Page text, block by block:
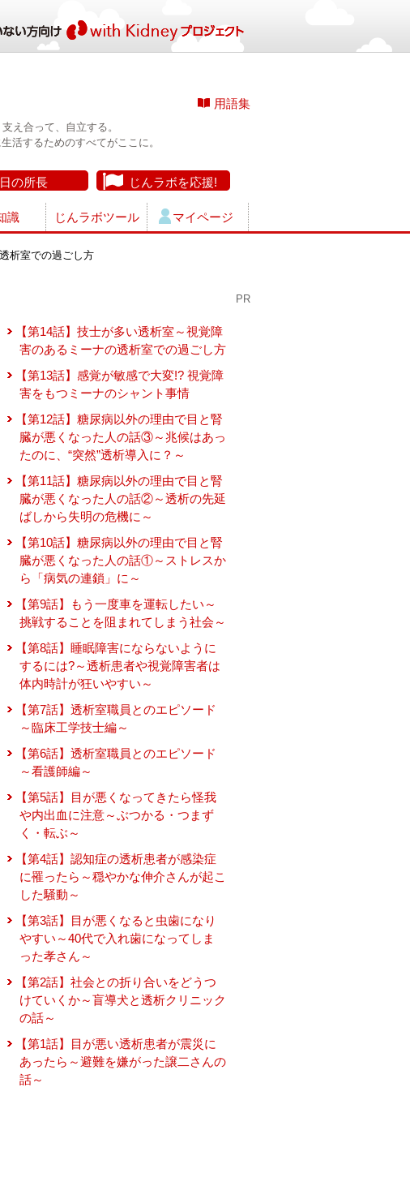
用語集
え合って、自立する。
活するためのすべてがここに。
の所長 じんラボを応援!
識 じんラボツール マイページ
析室での過ごし方
PR
【第14話】技士が多い透析室～視覚障
害のあるミーナの透析室での過ごし方
【第13話】感覚が敏感で大変!? 視覚障
害をもつミーナのシャント事情
【第12話】糖尿病以外の理由で目と腎
臓が悪くなった人の話③～兆候はあっ
たのに、“突然”透析導入に？～
【第11話】糖尿病以外の理由で目と腎
臓が悪くなった人の話②～透析の先延
ばしから失明の危機に～
【第10話】糖尿病以外の理由で目と腎
臓が悪くなった人の話①～ストレスか
ら「病気の連鎖」に～
【第9話】もう一度車を運転したい～
挑戦することを阻まれてしまう社会～
【第8話】睡眠障害にならないように
するには?～透析患者や視覚障害者は
体内時計が狂いやすい～
【第7話】透析室職員とのエピソード
～臨床工学技士編～
【第6話】透析室職員とのエピソード
～看護師編～
【第5話】目が悪くなってきたら怪我
や内出血に注意～ぶつかる・つまず
く・転ぶ～
【第4話】認知症の透析患者が感染症
に罹ったら～穏やかな伸介さんが起こ
した騒動～
【第3話】目が悪くなると虫歯になり
やすい～40代で入れ歯になってしま
った孝さん～
【第2話】社会との折り合いをどうつ
けていくか～盲導犬と透析クリニック
の話～
【第1話】目が悪い透析患者が震災に
あったら～避難を嫌がった譲二さんの
話～